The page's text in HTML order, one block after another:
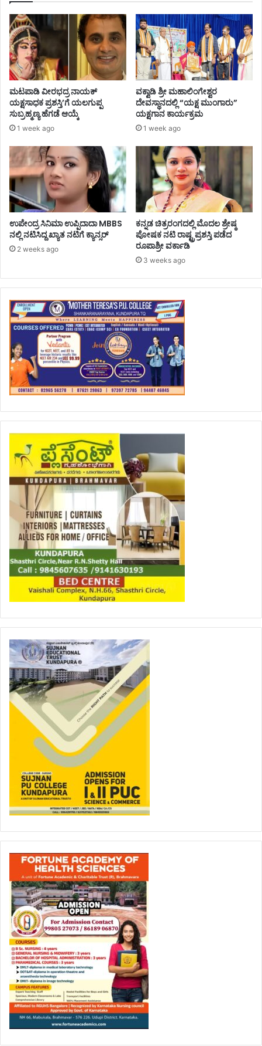
ಮಟಪಾಡಿ ವೀರಭದ್ರ ನಾಯಕ್
ಯಕ್ಷಸಾಧಕ ಪ್ರಶಸ್ತಿ’ಗೆ ಯಲಗುಪ್ಪ
ಸುಬ್ರಹ್ಮಣ್ಯ ಹೆಗಡೆ ಆಯ್ಕೆ
1 week ago
ವಕ್ವಾಡಿ ಶ್ರೀ ಮಹಾಲಿಂಗೇಶ್ವರ
ದೇವಸ್ಥಾನದಲ್ಲಿ “ಯಕ್ಷ ಮುಂಗಾರು”
ಯಕ್ಷಗಾನ ಕಾರ್ಯಕ್ರಮ
1 week ago
ಉಪೇಂದ್ರ ಸಿನಿಮಾ ಉಪ್ಪಿದಾದಾ MBBS
ನಲ್ಲಿ ನಟಿಸಿದ್ದ ಖ್ಯಾತ ನಟಿಗೆ ಕ್ಯಾನ್ಸರ್
2 weeks ago
ಕನ್ನಡ ಚಿತ್ರರಂಗದಲ್ಲಿ ಮೊದಲ ಶ್ರೇಷ್ಠ
ಪೋಷಕ ನಟಿ ರಾಷ್ಟ್ರಪ್ರಶಸ್ತಿ ಪಡೆದ
ರೂಪಾಶ್ರೀ ವರ್ಕಾಡಿ
3 weeks ago